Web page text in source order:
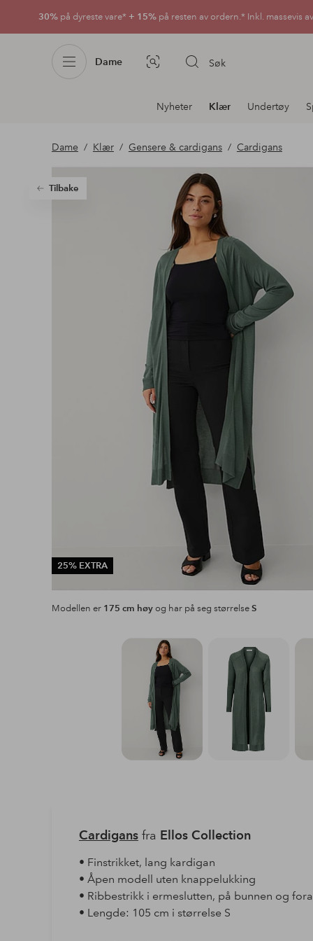
30% på dyreste vare* + 15% på resten av ordern.* Inkl. massevis
Dame Bildesøk Søk
Avdelingsnavigering
Nyheter Klær Undertøy
Dame Klær Gensere & cardigans Cardigans
Tilbake
25% EXTRA
Modellen er 175 cm høyog har på seg størrelseS
Cardigansfra Ellos Collection
• Finstrikket, lang kardigan
• Åpen modell uten knappelukking
• Ribbestrikk i ermeslutten, på bunnen og
• Lengde: 105 cm i størrelse S